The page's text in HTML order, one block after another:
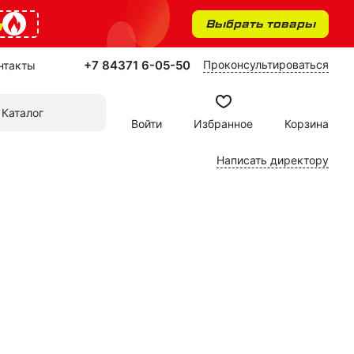
Выбрать товары
+7 84371 6-05-50 Проконсультироваться
Каталог
Войти
Избранное Корзина
Написать директору